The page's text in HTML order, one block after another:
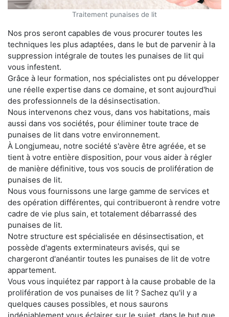
Traitement punaises de lit
Nos pros seront capables de vous procurer toutes les
techniques les plus adaptées, dans le but de parvenir à la
suppression intégrale de toutes les punaises de lit qui
vous infestent.
Grâce à leur formation, nos spécialistes ont pu développer
une réelle expertise dans ce domaine, et sont aujourd'hui
des professionnels de la désinsectisation.
Nous intervenons chez vous, dans vos habitations, mais
aussi dans vos sociétés, pour éliminer toute trace de
punaises de lit dans votre environnement.
À Longjumeau, notre société s'avère être agréée, et se
tient à votre entière disposition, pour vous aider à régler
de manière définitive, tous vos soucis de prolifération de
punaises de lit.
Nous vous fournissons une large gamme de services et
des opération différentes, qui contribueront à rendre votre
cadre de vie plus sain, et totalement débarrassé des
punaises de lit.
Notre structure est spécialisée en désinsectisation, et
possède d'agents exterminateurs avisés, qui se
chargeront d'anéantir toutes les punaises de lit de votre
appartement.
Vous vous inquiétez par rapport à la cause probable de la
prolifération de vos punaises de lit ? Sachez qu'il y a
quelques causes possibles, et nous saurons
indéniablement vous éclairer sur le sujet, dans le but que